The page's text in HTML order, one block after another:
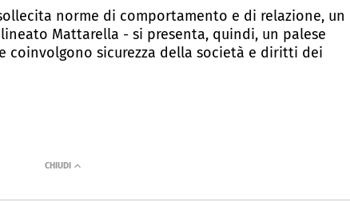
norme di comportamento e di relazione, un
Mattarella - si presenta, quindi, un palese
coinvolgono sicurezza della società e diritti dei